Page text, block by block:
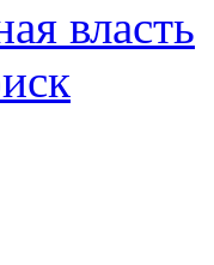
власть